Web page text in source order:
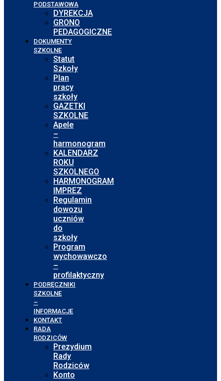
PODSTAWOWA
DYREKCJA
GRONO
PEDAGOGICZNE
DOKUMENTY
SZKOLNE
Statut
Szkoły
Plan
pracy
szkoły
GAZETKI
SZKOLNE
Apele
–
harmonogram
KALENDARZ
ROKU
SZKOLNEGO
HARMONOGRAM
IMPREZ
Regulamin
dowozu
uczniów
do
szkoły
Program
wychowawczo
–
profilaktyczny
PODRĘCZNIKI
SZKOLNE
–
INFORMACJE
KONTAKT
RADA
RODZICÓW
Prezydium
Rady
Rodziców
Konto